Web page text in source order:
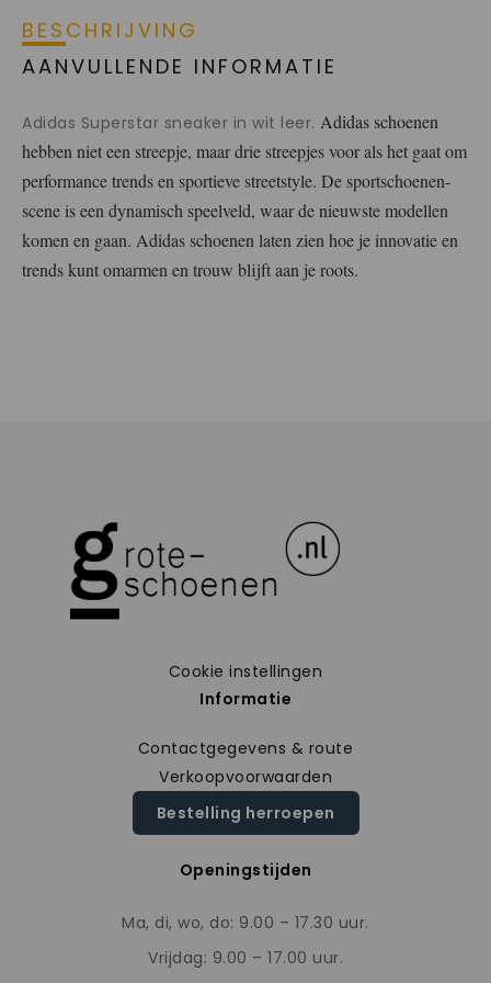
BESCHRIJVING
AANVULLENDE INFORMATIE
Adidas Superstar sneaker in wit leer. Adidas schoenen
hebben niet een streepje, maar drie streepjes voor als het gaat om
performance trends en sportieve streetstyle. De sportschoenen-
scene is een dynamisch speelveld, waar de nieuwste modellen
komen en gaan. Adidas schoenen laten zien hoe je innovatie en
trends kunt omarmen en trouw blijft aan je roots.
Cookie instellingen
Informatie
Contactgegevens & route
Verkoopvoorwaarden
Bestelling herroepen
Openingstijden
Ma, di, wo, do: 9.00 – 17.30 uur.
Vrijdag: 9.00 – 17.00 uur.